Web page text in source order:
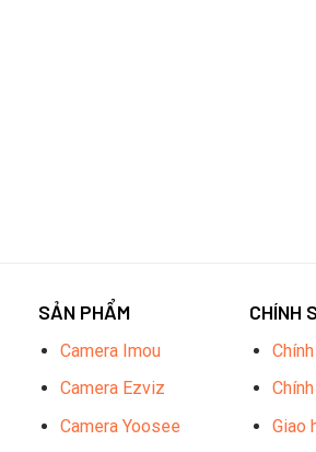
SẢN PHẨM
Camera Imou
Camera Ezviz
Camera Yoosee
CHÍNH
Giao